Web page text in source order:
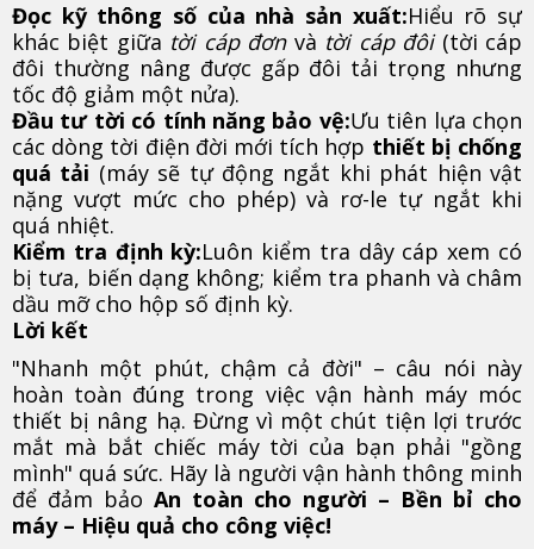
Đọc kỹ thông số của nhà sản xuất:Hiểu rõ sự
khác biệt giữa tời cáp đơnvà tời cáp đôi(tời cáp
đôi thường nâng được gấp đôi tải trọng nhưng
tốc độ giảm một nửa).
Đầu tư tời có tính năng bảo vệ:Ưu tiên lựa chọn
các dòng tời điện đời mới tích hợp thiết bị chống
quá tải (máy sẽ tự động ngắt khi phát hiện vật
nặng vượt mức cho phép) và rơ-le tự ngắt khi
quá nhiệt.
Kiểm tra định kỳ:Luôn kiểm tra dây cáp xem có
bị tưa, biến dạng không; kiểm tra phanh và châm
dầu mỡ cho hộp số định kỳ.
Lời kết
"Nhanh một phút, chậm cả đời" – câu nói này
hoàn toàn đúng trong việc vận hành máy móc
thiết bị nâng hạ. Đừng vì một chút tiện lợi trước
mắt mà bắt chiếc máy tời của bạn phải "gồng
mình" quá sức. Hãy là người vận hành thông minh
để đảm bảo An toàn cho người – Bền bỉ cho
máy – Hiệu quả cho công việc!